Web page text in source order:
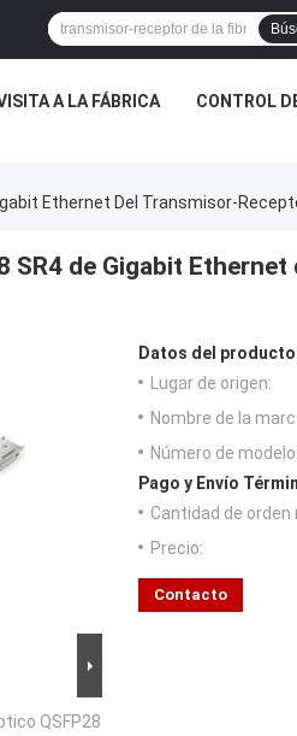
A LA FÁBRICA CONTROL
Ethernet Del Transmisor-
SR4 de Gigabit
QSFP28
Datos del
Lugar de origen:
Nombre de la
Número de modelo:
Pago y Envío
Cantidad de orden
Precio:
Contacto